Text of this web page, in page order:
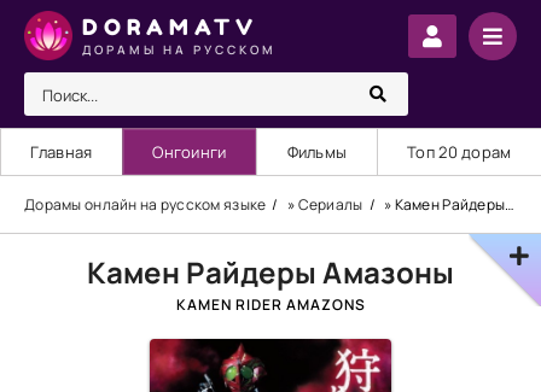
DORAMATV
ДОРАМЫ НА РУССКОМ
Главная Онгоинги Фильмы Топ 20 дорам
Дорамы онлайн на русском языке »Сериалы » Камен Райдеры Амазоны
Камен Райдеры Амазоны
KAMEN RIDER AMAZONS